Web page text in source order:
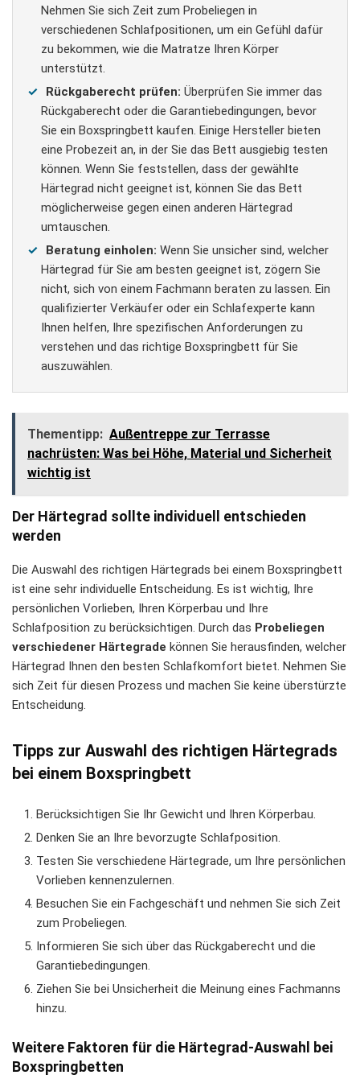
Nehmen Sie sich Zeit zum Probeliegen in
verschiedenen Schlafpositionen, um ein Gefühl dafür
zu bekommen, wie die Matratze Ihren Körper
unterstützt.
Rückgaberecht prüfen: Überprüfen Sie immer das
Rückgaberecht oder die Garantiebedingungen, bevor
Sie ein Boxspringbett kaufen. Einige Hersteller bieten
eine Probezeit an, in der Sie das Bett ausgiebig testen
können. Wenn Sie feststellen, dass der gewählte
Härtegrad nicht geeignet ist, können Sie das Bett
möglicherweise gegen einen anderen Härtegrad
umtauschen.
Beratung einholen: Wenn Sie unsicher sind, welcher
Härtegrad für Sie am besten geeignet ist, zögern Sie
nicht, sich von einem Fachmann beraten zu lassen. Ein
qualifizierter Verkäufer oder ein Schlafexperte kann
Ihnen helfen, Ihre spezifischen Anforderungen zu
verstehen und das richtige Boxspringbett für Sie
auszuwählen.
Thementipp: Außentreppe zur Terrasse
nachrüsten: Was bei Höhe, Material und Sicherheit
wichtig ist
Der Härtegrad sollte individuell entschieden
werden
Die Auswahl des richtigen Härtegrads bei einem Boxspringbett
ist eine sehr individuelle Entscheidung. Es ist wichtig, Ihre
persönlichen Vorlieben, Ihren Körperbau und Ihre
Schlafposition zu berücksichtigen. Durch das Probeliegen
verschiedener Härtegrade können Sie herausfinden, welcher
Härtegrad Ihnen den besten Schlafkomfort bietet. Nehmen Sie
sich Zeit für diesen Prozess und machen Sie keine überstürzte
Entscheidung.
Tipps zur Auswahl des richtigen Härtegrads
bei einem Boxspringbett
Berücksichtigen Sie Ihr Gewicht und Ihren Körperbau.
Denken Sie an Ihre bevorzugte Schlafposition.
Testen Sie verschiedene Härtegrade, um Ihre persönlichen
Vorlieben kennenzulernen.
Besuchen Sie ein Fachgeschäft und nehmen Sie sich Zeit
zum Probeliegen.
Informieren Sie sich über das Rückgaberecht und die
Garantiebedingungen.
Ziehen Sie bei Unsicherheit die Meinung eines Fachmanns
hinzu.
Weitere Faktoren für die Härtegrad-Auswahl bei
Boxspringbetten